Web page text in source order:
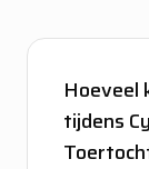
Hoeveel
tijdens